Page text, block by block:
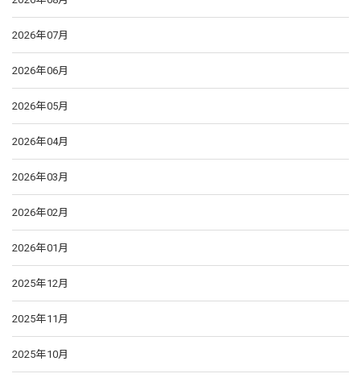
2026年07月
2026年06月
2026年05月
2026年04月
2026年03月
2026年02月
2026年01月
2025年12月
2025年11月
2025年10月